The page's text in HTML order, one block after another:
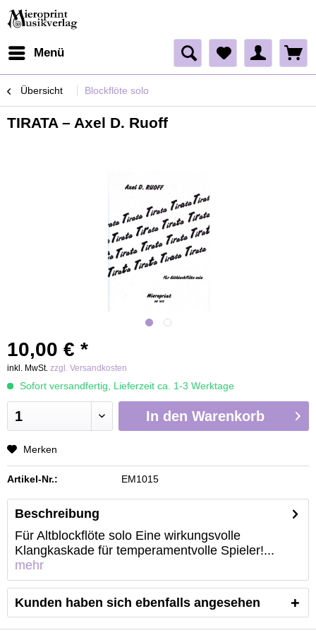
Menü
Übersicht Blockflöte solo
TIRATA – Axel D. Ruoff
10,00 € *
inkl. MwSt. zzgl. Versandkosten
Sofort versandfertig, Lieferzeit ca. 1-3 Werktage
In den Warenkorb
Merken
Artikel-Nr.: EM1015
Beschreibung
Für Altblockflöte solo Eine wirkungsvolle
Klangkaskade für temperamentvolle Spieler!...
mehr
Kunden haben sich ebenfalls angesehen